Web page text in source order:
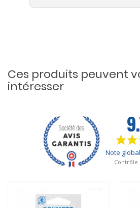
Ces produits peuvent
intéresser